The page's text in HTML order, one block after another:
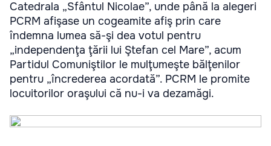
Catedrala „Sfântul Nicolae”, unde până la alegeri
PCRM afişase un cogeamite afiş prin care
îndemna lumea să-şi dea votul pentru
„independenţa ţării lui Ştefan cel Mare”, acum
Partidul Comuniştilor le mulţumeşte bălţenilor
pentru „încrederea acordată”. PCRM le promite
locuitorilor oraşului că nu-i va dezamăgi.